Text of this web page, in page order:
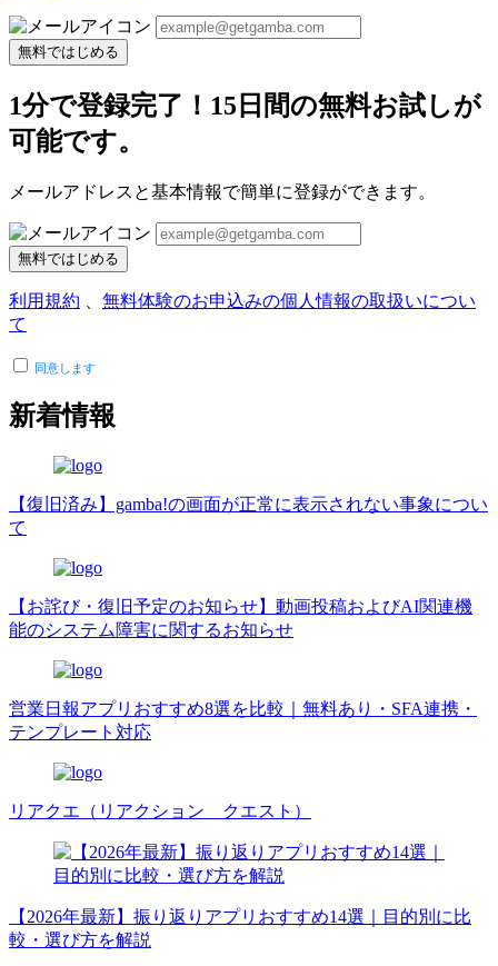
無料ではじめる
1分で登録完了！15日間の無料お試しが
可能です。
メールアドレスと基本情報で簡単に登録ができます。
無料ではじめる
利用規約
無料体験のお申込みの個人情報の取扱いについ
て
同意します
新着情報
【復旧済み】gamba!の画面が正常に表示されない事象につい
て
【お詫び・復旧予定のお知らせ】動画投稿およびAI関連機
能のシステム障害に関するお知らせ
営業日報アプリおすすめ8選を比較｜無料あり・SFA連携・
テンプレート対応
リアクエ（リアクション クエスト）
【2026年最新】振り返りアプリおすすめ14選｜目的別に比
較・選び方を解説